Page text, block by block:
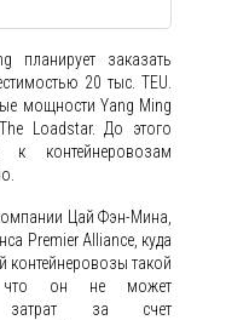
планирует заказать
20 тыс. TEU.
мощности Yang Ming
Loadstar. До этого
контейнеровозам
Цай Фэн-Мина,
Premier Alliance, куда
контейнеровозы такой
что он не может
затрат за счет